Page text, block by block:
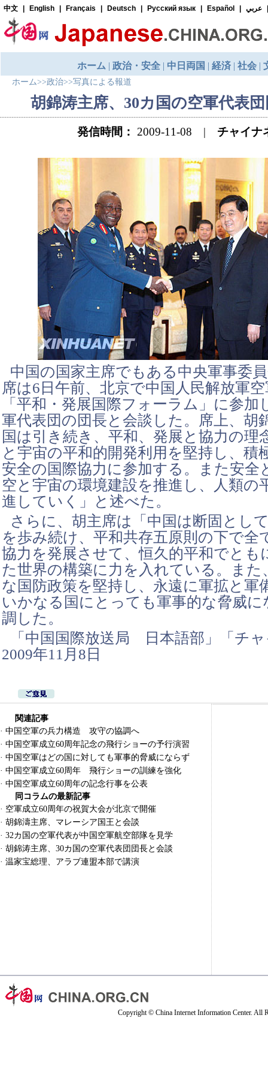
ホーム>>政治>>写真による報道
胡錦涛主席、30カ国の空軍代表
発信時間： 2009-11-08 | チャイナ
中国の国家主席でもある中央軍事委
席は6日午前、北京で中国人民解放軍
「平和・発展国際フォーラム」に参加
軍代表団の団長と会談した。席上、胡
国は引き続き、平和、発展と協力の理
と宇宙の平和的開発利用を堅持し、積
安全の国際協力に参加する。また安全
空と宇宙の環境建設を推進し、人類の
進していく」と述べた。
さらに、胡主席は「中国は断固とし
を歩み続け、平和共存五原則の下で全
協力を発展させて、恒久的平和でとも
た世界の構築に力を入れている。また
な国防政策を堅持し、永遠に軍拡と軍
いかなる国にとっても軍事的な脅威
調した。
「中国国際放送局 日本語部」「チ
2009年11月8日
関連記事
· 中国空軍の兵力構造 攻守の協調へ
· 中国空軍成立60周年記念の飛行ショーの予行演習
· 中国空軍はどの国に対しても軍事的脅威にならず
· 中国空軍成立60周年 飛行ショーの訓練を強化
· 中国空軍成立60周年の記念行事を公表
同コラムの最新記事
· 空軍成立60周年の祝賀大会が北京で開催
· 胡錦濤主席、マレーシア国王と会談
· 32カ国の空軍代表が中国空軍航空部隊を見学
· 胡錦涛主席、30カ国の空軍代表団団長と会談
· 温家宝総理、アラブ連盟本部で講演